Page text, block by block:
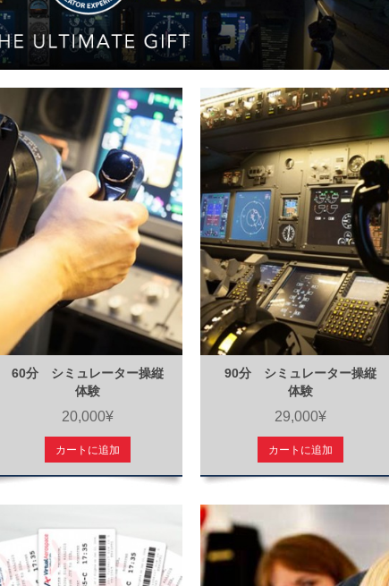
60分 シミュレーター操縦
体験
20,000¥
カートに追加
90分 シミュレーター操縦
体験
29,000¥
カートに追加